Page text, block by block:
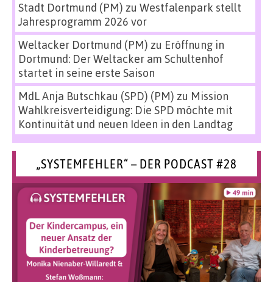
Stadt Dortmund (PM) zu Westfalenpark stellt
Jahresprogramm 2026 vor
Weltacker Dortmund (PM) zu Eröffnung in
Dortmund: Der Weltacker am Schultenhof
startet in seine erste Saison
MdL Anja Butschkau (SPD) (PM) zu Mission
Wahlkreisverteidigung: Die SPD möchte mit
Kontinuität und neuen Ideen in den Landtag
„SYSTEMFEHLER“ – DER PODCAST #28